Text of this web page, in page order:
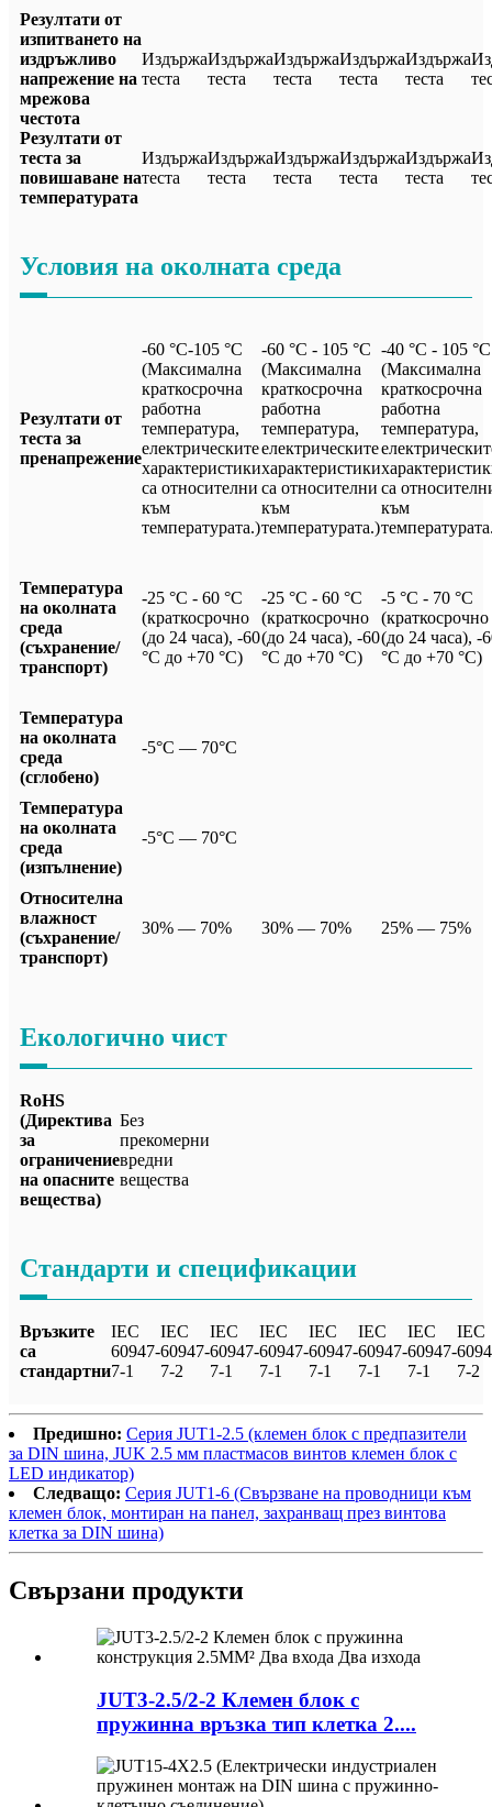
Резултати от
изпитването на
издръжливо
напрежение на
мрежова
честота
Издържа
теста
Издържа
теста
Издържа
теста
Издържа
теста
Издържа
теста
Резултати от
теста за
повишаване на
температурата
Издържа
теста
Издържа
теста
Издържа
теста
Издържа
теста
Издържа
теста
Условия на околната среда
Резултати от
теста за
пренапрежение
-60 °C-105 °C
(Максимална
краткосрочна
работна
температура,
електрическите
характеристики
са относителни
към
температурата.)
-60 °C - 105 °C
(Максимална
краткосрочна
работна
температура,
електрическите
характеристики
са относителни
към
температурата.)
-40 °C - 105 °C
(Максимална
краткосрочна
работна
температура,
са
към
Температура
на околната
среда
(съхранение/
транспорт)
-25 °C - 60 °C
(краткосрочно
(до 24 часа), -60
°C до +70 °C)
-25 °C - 60 °C
(краткосрочно
(до 24 часа), -60
°C до +70 °C)
-5 °C - 70 °C
(краткосрочно
(до 24 часа), -
°C до +70 °C)
Температура
на околната
среда
(сглобено)
-5°C — 70°C
Температура
на околната
среда
(изпълнение)
-5°C — 70°C
Относителна
влажност
(съхранение/
транспорт)
30% — 70% 30% — 70% 25% — 75%
Екологично чист
RoHS
(Директива
за
ограничение
на опасните
вещества)
Без
прекомерни
вредни
вещества
Стандарти и спецификации
Връзките
са
стандартни
IEC
60947-
7-1
IEC
60947-
7-2
IEC
60947-
7-1
IEC
60947-
7-1
IEC
60947-
7-1
IEC
60947-
7-1
IEC
60947-
7-1
IEC
7-2
Предишно: Серия JUT1-2.5 (клемен блок с предпазители
за DIN шина, JUK 2.5 мм пластмасов винтов клемен блок с
LED индикатор)
Следващо: Серия JUT1-6 (Свързване на проводници към
клемен блок, монтиран на панел, захранващ през винтова
клетка за DIN шина)
Свързани продукти
JUT3-2.5/2-2 Клемен блок с
пружинна връзка тип клетка 2....